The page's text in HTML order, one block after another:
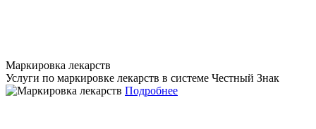
Маркировка лекарств
Услуги по маркировке лекарств в системе Честный Знак
Подробнее